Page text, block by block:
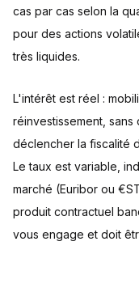
cas par cas selon la
pour des actions
très liquides.
L'intérêt est réel :
réinvestissement,
déclencher la fiscalité
Le taux est variable,
marché (Euribor ou
produit contractuel
vous engage et doit